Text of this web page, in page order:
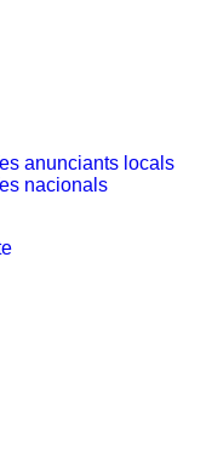
anunciants locals
nacionals